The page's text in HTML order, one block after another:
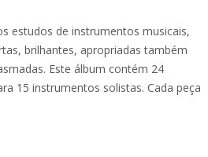
estudos de instrumentos musicais,
brilhantes, apropriadas também
Este álbum contém 24
15 instrumentos solistas. Cada peça